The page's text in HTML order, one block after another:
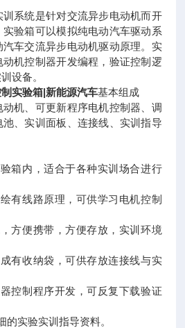
系统是针对交流异步电动机而开
验箱可以模拟纯电动汽车驱动系
车交流异步电动机驱动原理。实
机控制器开发编程，验证控制逻
设备。
实验箱|新能源汽车基本组成
机、可更新程序电机控制器、调
、实训面板、连接线、实训指导
箱内，适合于各种实训场合进行
有线路原理，可供学习电机控制
方便携带，方便存放，实训环境
有收纳袋，可供存放连接线与实
控制程序开发，可反复下载验证
的实验实训指导资料。